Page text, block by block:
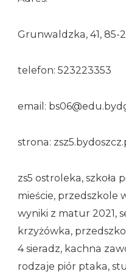
Grunwaldzka, 41, 85-
telefon: 523223353
email:
strona:
zs5 ostroleka, szkoła
mieście, przedszkole
wyniki z matur 2021,
krzyżówka,
4 sieradz, kachna
rodzaje piór ptaka,